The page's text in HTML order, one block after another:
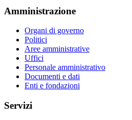
Amministrazione
Organi di governo
Politici
Aree amministrative
Uffici
Personale amministrativo
Documenti e dati
Enti e fondazioni
Servizi